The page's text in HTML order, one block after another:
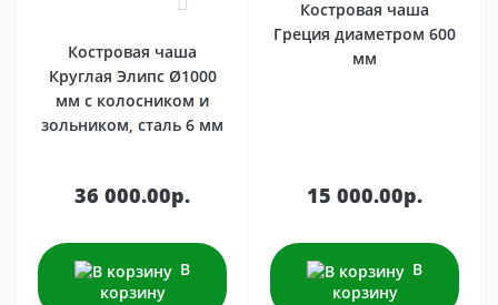
Костровая чаша
Круглая Элипс Ø1000
мм с колосником и
зольником, сталь 6 мм
36 000.00р.
В
корзину
Костровая чаша
Греция диаметром 600
мм
15 000.00р.
В
корзину